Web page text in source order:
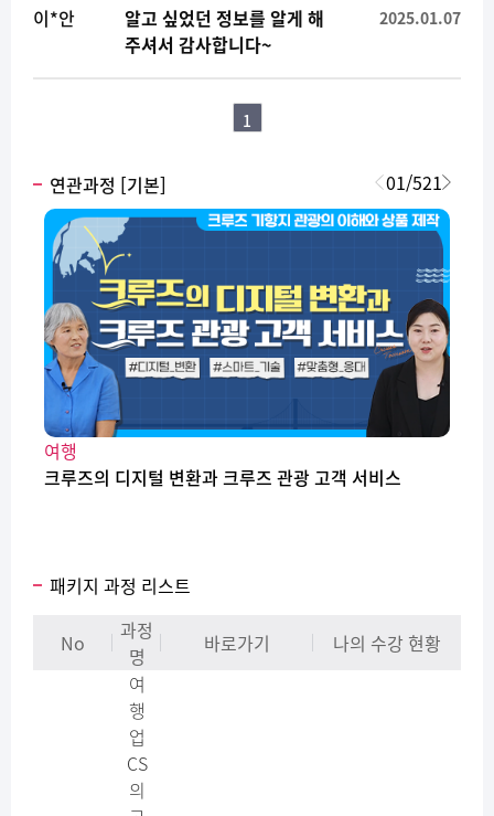
이*안
알고 싶었던 정보를 알게 해
주셔서 감사합니다~
2025.01.07
1
연관과정 [기본]
여행
크루즈의 디지털 변환과 크루즈 관광 고객 서비스
01/521
패키지 과정 리스트
No
과정
명
바로가기
나의 수강 현황
여
행
업
CS
의